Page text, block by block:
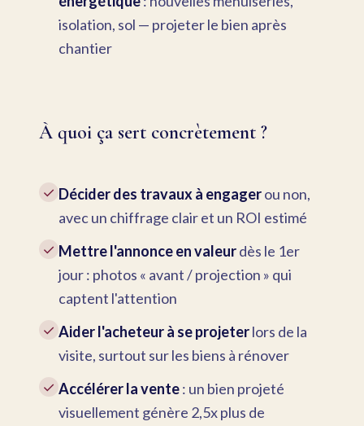
isolation, sol — projeter le bien après
chantier
À quoi ça sert concrètement ?
✓ Décider des travaux à engagerou non,
avec un chiffrage clair et un ROI estimé
✓ Mettre l'annonce en valeurdès le 1er
jour : photos « avant / projection » qui
captent l'attention
✓ Aider l'acheteur à se projeterlors de la
visite, surtout sur les biens à rénover
✓ Accélérer la vente: un bien projeté
visuellement génère 2,5x plus de